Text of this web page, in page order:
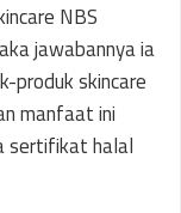
NBS
jawabannya ia
produk skincare
manfaat ini
sertifikat halal